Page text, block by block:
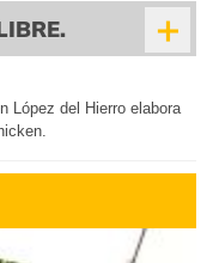
+
López del Hierro elabora